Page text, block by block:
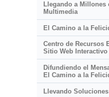
Llegando a Millones
Multimedia
El Camino a la
Centro de Recursos
Sitio Web Interactivo
Difundiendo el
El Camino a la
Llevando